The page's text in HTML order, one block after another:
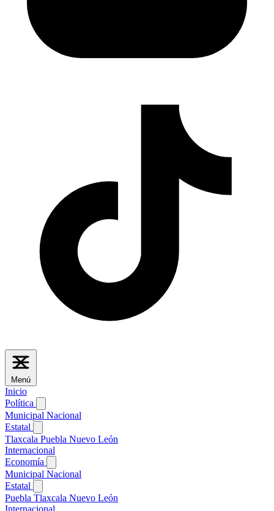
Menú
Inicio
Política
Municipal Nacional
Estatal
Tlaxcala Puebla Nuevo León
Internacional
Economía
Municipal Nacional
Estatal
Puebla Tlaxcala Nuevo León
Internacional